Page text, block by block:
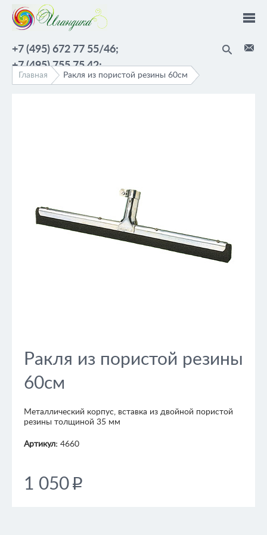
Перейти к основному содержанию
+7 (495) 672 77 55/46;
+7 (495) 755 75 42;
Главная Ракля из пористой резины 60см
Ракля из пористой резины
60см
Металлический корпус, вставка из двойной пористой
резины толщиной 35 мм
Артикул: 4660
1 050 p